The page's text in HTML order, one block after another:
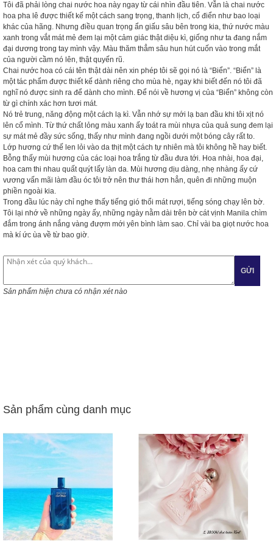
Tôi đã phải lòng chai nước hoa này ngay từ cái nhìn đầu tiên. Vẫn là chai nước
hoa pha lê được thiết kế một cách sang trọng, thanh lịch, cổ điển như bao loại
khác của hãng. Nhưng điều quan trọng ẩn giấu sâu bên trong kia, thứ nước màu
xanh trong vắt mát mẻ đem lại một cảm giác thật diệu kì, giống như ta đang nắm
đại dương trong tay mình vậy. Màu thăm thẳm sâu hun hút cuốn vào trong mắt
của người cầm nó lên, thật quyến rũ.
Chai nước hoa có cái tên thật dài nên xin phép tôi sẽ gọi nó là “Biển”. “Biển” là
một tác phẩm được thiết kế dành riêng cho mùa hè, ngay khi biết đến nó tôi đã
nghĩ nó được sinh ra để dành cho mình. Để nói về hương vị của “Biển” không còn
từ gì chính xác hơn tươi mát.
Nó trẻ trung, năng động một cách lạ kì. Vẫn nhớ sự mới lạ ban đầu khi tôi xịt nó
lên cổ mình. Từ thứ chất lỏng màu xanh ấy toát ra mùi nhựa của quả sung đem lại
sự mát mẻ đầy sức sống, thấy như mình đang ngồi dưới một bóng cây rất to.
Lớp hương cứ thế len lỏi vào da thịt một cách tự nhiên mà tôi không hề hay biết.
Bỗng thấy mùi hương của các loại hoa trắng từ đầu đưa tới. Hoa nhài, hoa đại,
hoa cam thi nhau quất quýt lấy làn da. Mùi hương dịu dàng, nhẹ nhàng ấy cứ
vương vấn mãi làm đầu óc tôi trở nên thư thái hơn hẳn, quên đi những muộn
phiền ngoài kia.
Trong đầu lúc này chỉ nghe thấy tiếng gió thổi mát rượi, tiếng sóng chạy lên bờ.
Tôi lại nhớ về những ngày ấy, những ngày nằm dài trên bờ cát vịnh Manila chìm
đắm trong ánh nắng vàng đượm mới yên bình làm sao. Chỉ vài ba giọt nước hoa
mà kí ức ùa về từ bao giờ.
GỬI
Sản phẩm hiện chưa có nhận xét nào
Sản phẩm cùng danh mục